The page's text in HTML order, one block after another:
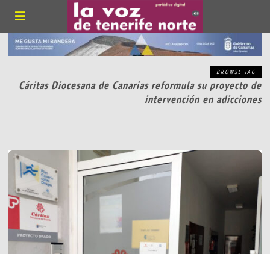
BROWSE TAG
Cáritas Diocesana de Canarias reformula su proyecto de
intervención en adicciones